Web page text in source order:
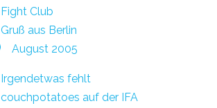
Fight Club
Gruß aus Berlin
August 2005
Irgendetwas fehlt
couchpotatoes auf der IFA